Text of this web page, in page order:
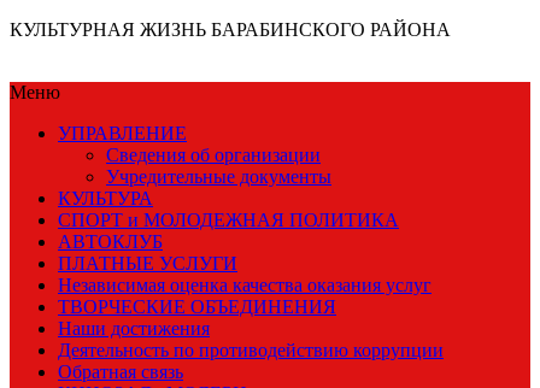
КУЛЬТУРНАЯ ЖИЗНЬ БАРАБИНСКОГО РАЙОНА
Меню
УПРАВЛЕНИЕ
Сведения об организации
Учредительные документы
КУЛЬТУРА
СПОРТ и МОЛОДЕЖНАЯ ПОЛИТИКА
АВТОКЛУБ
ПЛАТНЫЕ УСЛУГИ
Независимая оценка качества оказания услуг
ТВОРЧЕСКИЕ ОБЪЕДИНЕНИЯ
Наши достижения
Деятельность по противодействию коррупции
Обратная связь